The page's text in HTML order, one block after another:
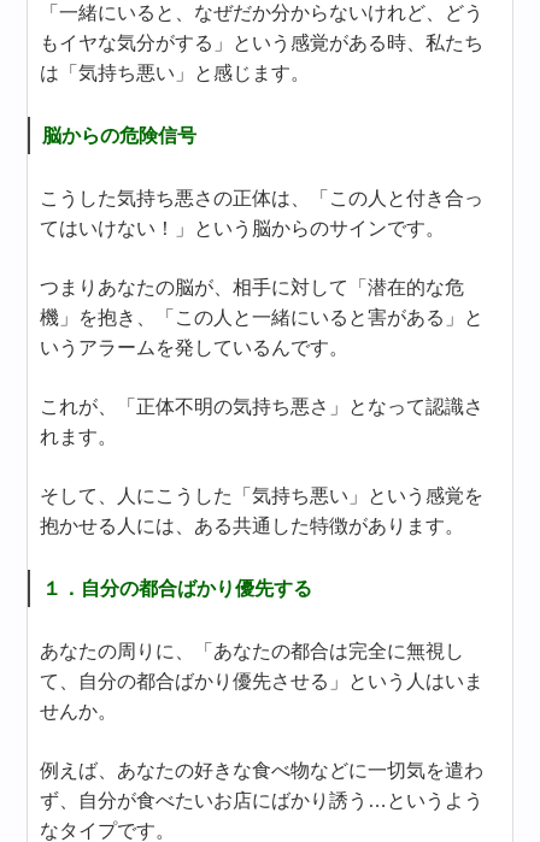
「一緒にいると、なぜだか分からないけれど、どう
もイヤな気分がする」という感覚がある時、私たち
は「気持ち悪い」と感じます。
脳からの危険信号
こうした気持ち悪さの正体は、「この人と付き合っ
てはいけない！」という脳からのサインです。
つまりあなたの脳が、相手に対して「潜在的な危
機」を抱き、「この人と一緒にいると害がある」と
いうアラームを発しているんです。
これが、「正体不明の気持ち悪さ」となって認識さ
れます。
そして、人にこうした「気持ち悪い」という感覚を
抱かせる人には、ある共通した特徴があります。
１．自分の都合ばかり優先する
あなたの周りに、「あなたの都合は完全に無視し
て、自分の都合ばかり優先させる」という人はいま
せんか。
例えば、あなたの好きな食べ物などに一切気を遣わ
ず、自分が食べたいお店にばかり誘う…というよう
なタイプです。